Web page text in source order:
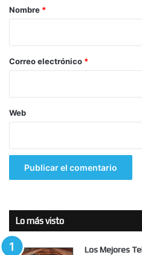
r
*
Nombre *
Correo electrónico *
Web
Lo más visto
Los Mejores